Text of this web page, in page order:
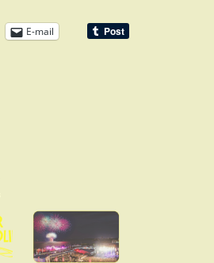
E-mail